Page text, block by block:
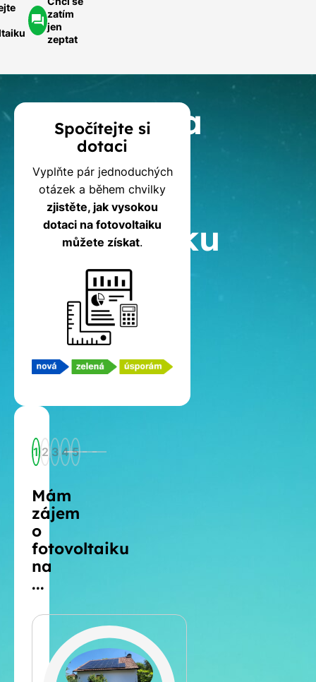
zatím
jen
zeptat
Kalkulačka
dotací
na
fotovoltaiku
Spočítejte si
dotaci
Vyplňte pár jednoduchých
otázek a během chvilky
zjistěte, jak vysokou
dotaci na fotovoltaiku
můžete získat.
1 2 3 4 5
Mám
zájem
o
fotovoltaiku
na
...